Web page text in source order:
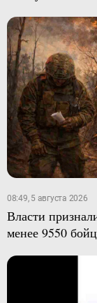
08:49, 5 августа 2026
Власти
менее 9550